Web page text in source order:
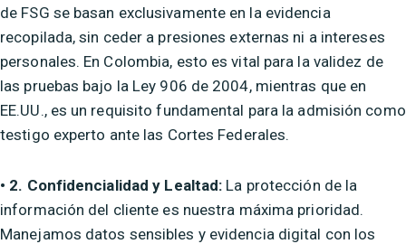
de FSG se basan exclusivamente en la evidencia
recopilada, sin ceder a presiones externas ni a intereses
personales. En Colombia, esto es vital para la validez de
las pruebas bajo la Ley 906 de 2004, mientras que en
EE.UU., es un requisito fundamental para la admisión como
testigo experto ante las Cortes Federales.
• 2. Confidencialidad y Lealtad: La protección de la
información del cliente es nuestra máxima prioridad.
Manejamos datos sensibles y evidencia digital con los